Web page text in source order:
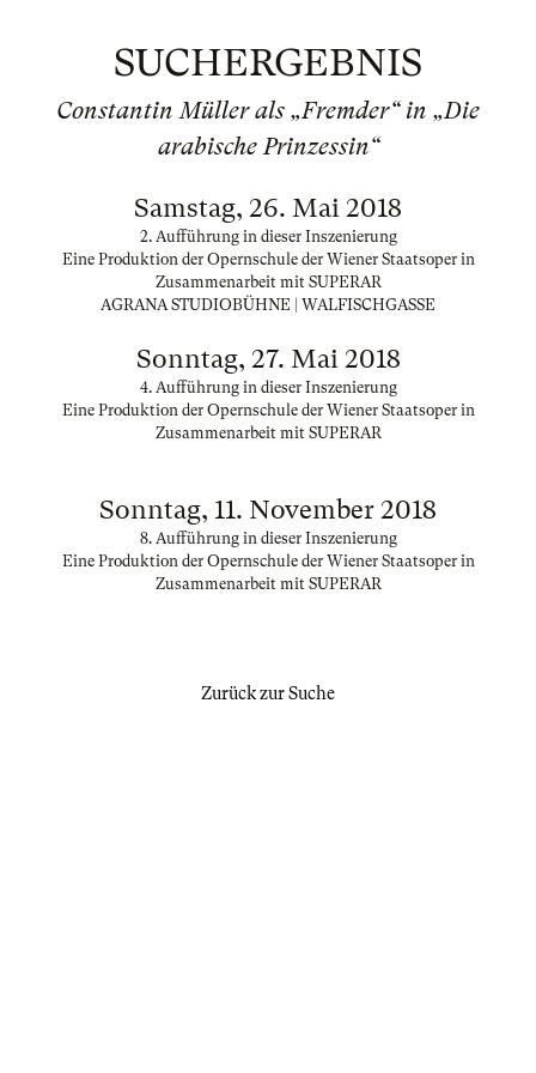
SUCHERGEBNIS
Constantin Müller als „Fremder“ in „Die
arabische Prinzessin“
Samstag, 26. Mai 2018
2. Aufführung in dieser Inszenierung
Eine Produktion der Opernschule der Wiener Staatsoper in
Zusammenarbeit mit SUPERAR
AGRANA STUDIOBÜHNE | WALFISCHGASSE
Sonntag, 27. Mai 2018
4. Aufführung in dieser Inszenierung
Eine Produktion der Opernschule der Wiener Staatsoper in
Zusammenarbeit mit SUPERAR
Sonntag, 11. November 2018
8. Aufführung in dieser Inszenierung
Eine Produktion der Opernschule der Wiener Staatsoper in
Zusammenarbeit mit SUPERAR
Zurück zur Suche